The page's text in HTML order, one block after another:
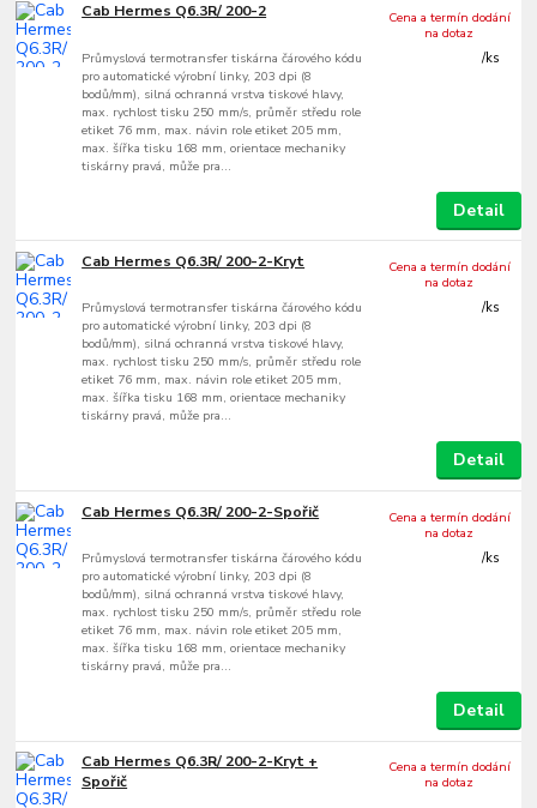
Cab Hermes Q6.3R/ 200-2
Průmyslová termotransfer tiskárna čárového kódu
pro automatické výrobní linky, 203 dpi (8
bodů/mm), silná ochranná vrstva tiskové hlavy,
max. rychlost tisku 250 mm/s, průměr středu role
etiket 76 mm, max. návin role etiket 205 mm,
max. šířka tisku 168 mm, orientace mechaniky
tiskárny pravá, může pra...
/ks
Cena a termín dodání
na dotaz
Detail
Cab Hermes Q6.3R/ 200-2-Kryt
Průmyslová termotransfer tiskárna čárového kódu
pro automatické výrobní linky, 203 dpi (8
bodů/mm), silná ochranná vrstva tiskové hlavy,
max. rychlost tisku 250 mm/s, průměr středu role
etiket 76 mm, max. návin role etiket 205 mm,
max. šířka tisku 168 mm, orientace mechaniky
tiskárny pravá, může pra...
/ks
Cena a termín dodání
na dotaz
Detail
Cab Hermes Q6.3R/ 200-2-Spořič
Průmyslová termotransfer tiskárna čárového kódu
pro automatické výrobní linky, 203 dpi (8
bodů/mm), silná ochranná vrstva tiskové hlavy,
max. rychlost tisku 250 mm/s, průměr středu role
etiket 76 mm, max. návin role etiket 205 mm,
max. šířka tisku 168 mm, orientace mechaniky
tiskárny pravá, může pra...
/ks
Cena a termín dodání
na dotaz
Detail
Cab Hermes Q6.3R/ 200-2-Kryt +
Spořič
Cena a termín dodání
na dotaz